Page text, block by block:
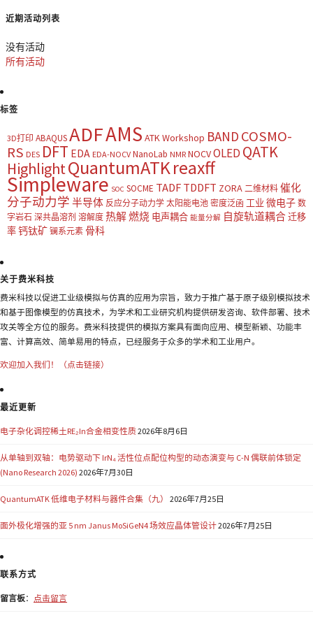
近期活动列表
没有活动
所有活动
标签
3D打印 ABAQUSADFAMS ATK Workshop BAND COSMO-
RS DES DFT EDA EDA-NOCV NanoLab NMR NOCVOLED QATK
HighlightQuantumATKreaxff
Simpleware SOC SOCME TADF TDDFT ZORA 二维材料 催化
分子动力学 半导体 反应分子动力学 太阳能电池 密度泛函 工业 微电子 数
字岩石 深共晶溶剂 溶解度 热解燃烧 电声耦合 能量分解 自旋轨道耦合迁移
率钙钛矿 镧系元素 骨科
关于费米科技
费米科技以促进工业级模拟与仿真的应用为宗旨，致力于推广基于原子级别模拟技术
和基于图像模型的仿真技术，为学术和工业研究机构提供研发咨询、软件部署、技术
攻关等全方位的服务。费米科技提供的模拟方案具有面向应用、模型新颖、功能丰
富、计算高效、简单易用的特点，已经服务于众多的学术和工业用户。
欢迎加入我们！（点击链接）
最近更新
电子杂化调控稀土RE₂In合金相变性质2026年8月6日
从单轴到双轴：电势驱动下 IrN₄ 活性位点配位构型的动态演变与 C-N 偶联前体锁定
(Nano Research 2026) 2026年7月30日
QuantumATK 低维电子材料与器件合集（九） 2026年7月25日
面外极化增强的亚 5 nm Janus MoSiGeN4 场效应晶体管设计2026年7月25日
联系方式
留言板： 点击留言